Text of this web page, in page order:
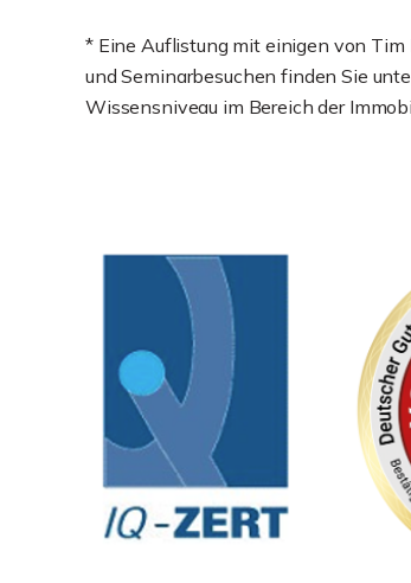
* Eine Auflistung mit einigen von
und Seminarbesuchen finden Sie
Wissensniveau im Bereich der